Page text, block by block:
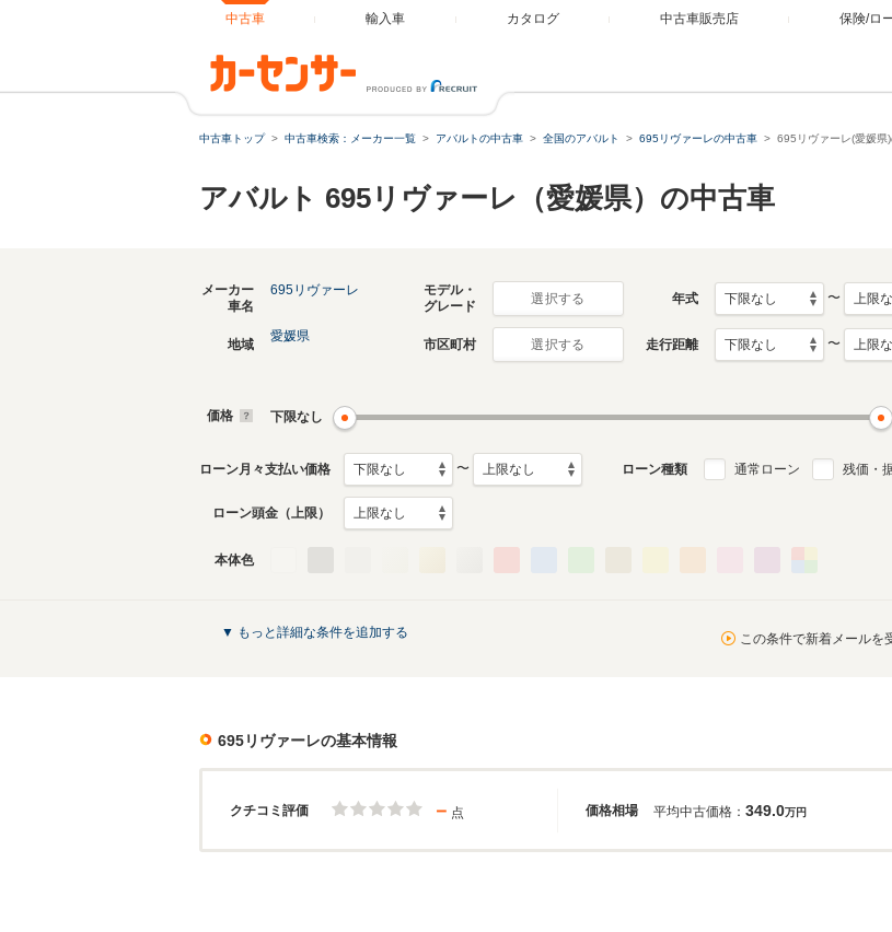
中古車 輸入車 カタログ 中古車販売店 保険/ロ
中古車トップ 中古車検索：メーカー一覧 アバルトの中古車 全国のアバルト 695リヴァーレの中古車 695リヴァーレ(愛媛県
アバルト 695リヴァーレ（愛媛県）の中古車
メーカー
車名
695リヴァーレ
モデル・
グレード
選択する 年式 〜
地域
愛媛県
市区町村 選択する 走行距離 〜
価格 下限なし
ローン月々支払い価格 〜 ローン種類 通常ローン 残価・
ローン頭金（上限）
本体色
▼ もっと詳細な条件を追加する この条件で新着メールを
695リヴァーレの基本情報
クチコミ評価 価格相場
－ 点 平均中古価格： 349.0万円